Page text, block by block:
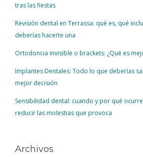
tras las fiestas
Revisión dental en Terrassa: qué es, qué
deberías hacerte una
Ortodoncia invisible o brackets: ¿Qué es
Implantes Dentales: Todo lo que deberías
mejor decisión
Sensibilidad dental: cuando y por qué
reducir las molestias que provoca
Archivos